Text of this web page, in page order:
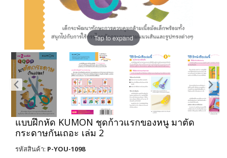
Tap to expand
แบบฝึกหัด KUMON ชุดก้าวแรกของหนู มาตัด
กระดาษกันเถอะ เล่ม 2
รหัสสินค้า: P-YOU-1098